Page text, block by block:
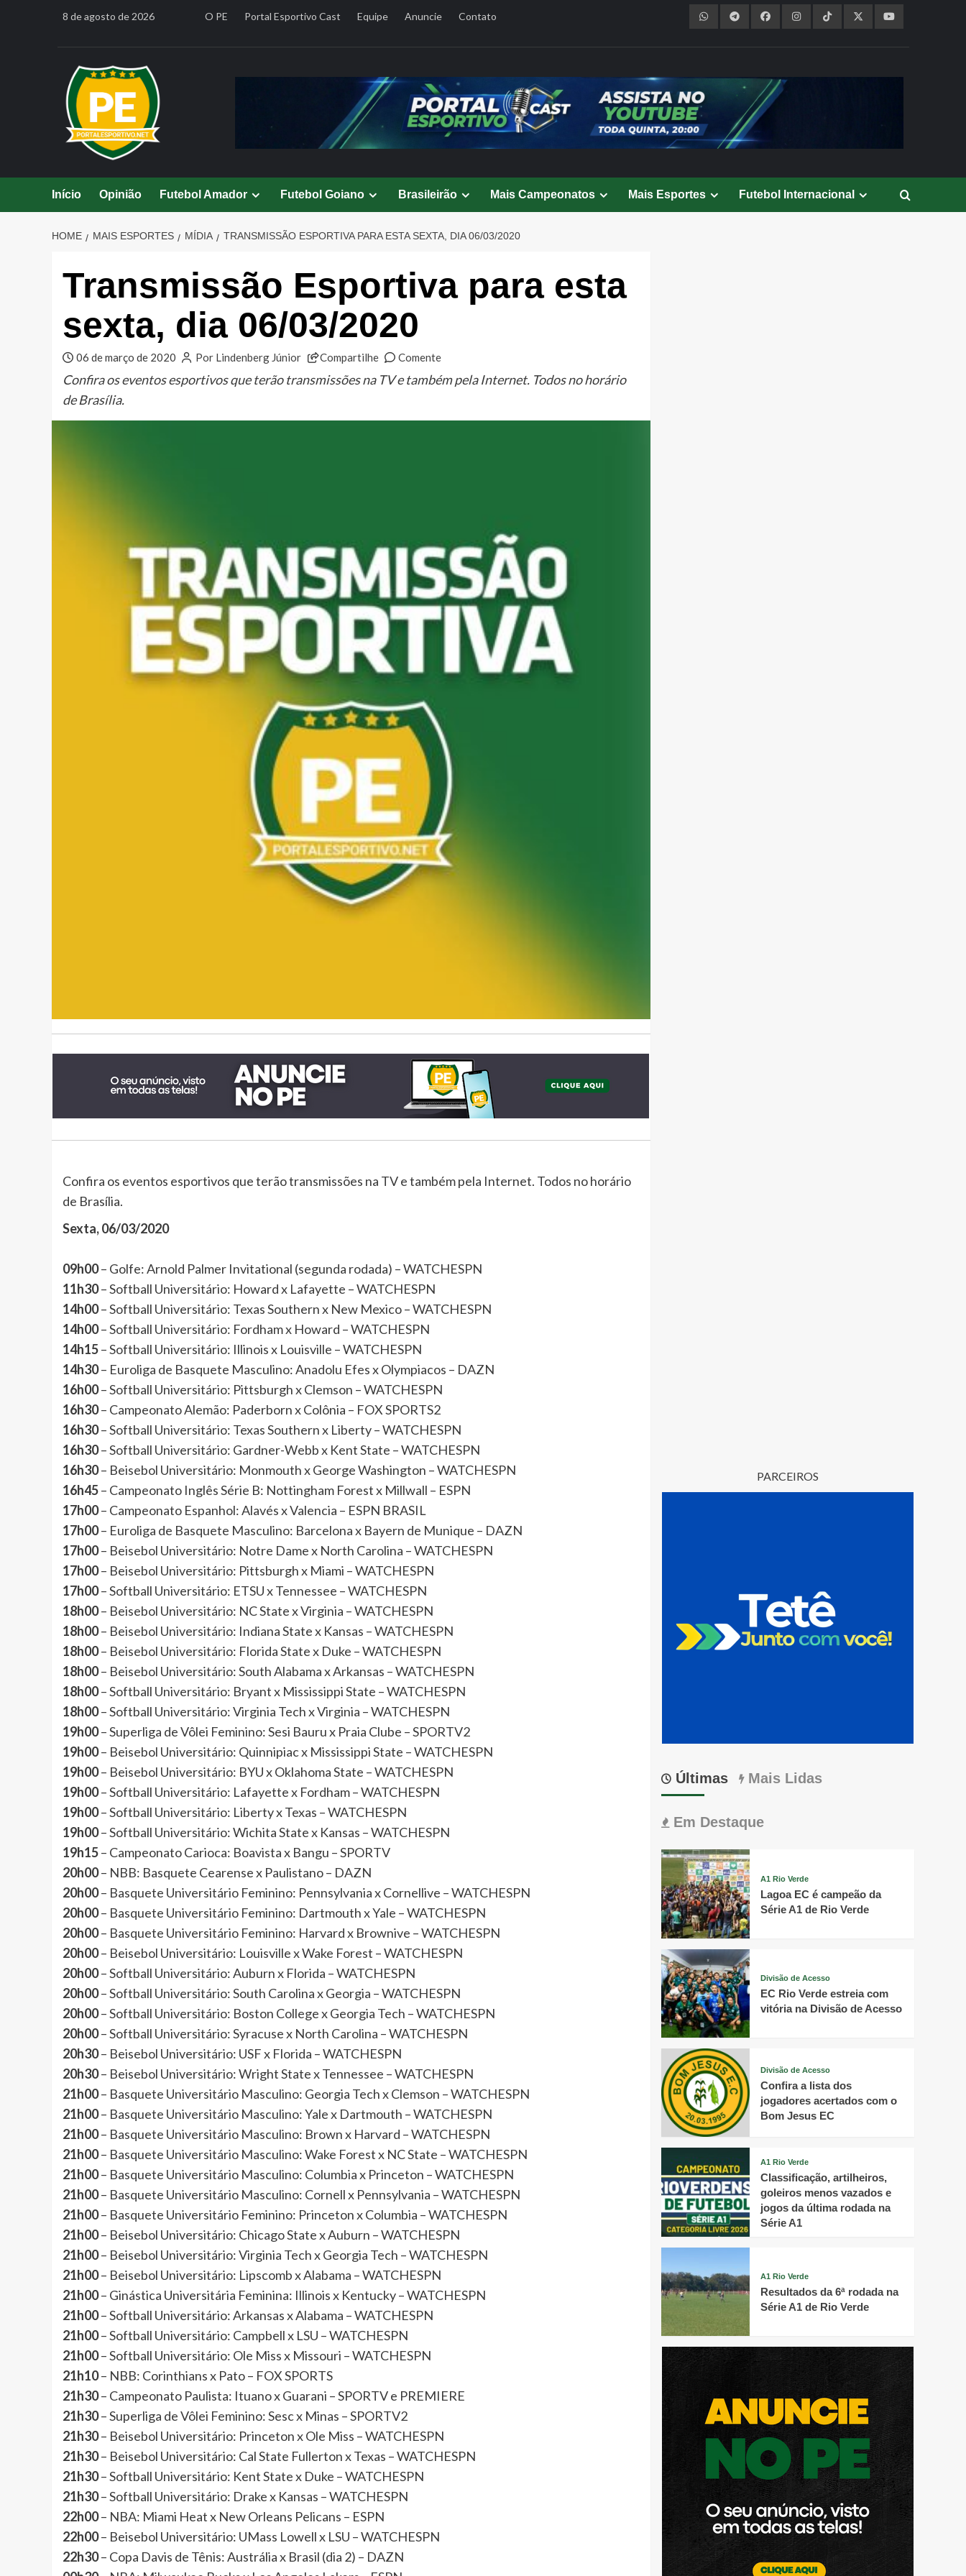
8 de agosto de 2026 O PE Portal Esportivo Cast Equipe Anuncie Contato
Início Opinião Futebol Amador Futebol Goiano Brasileirão Mais Campeonatos Mais Esportes Futebol Internacional
HOME MAIS ESPORTES MÍDIA TRANSMISSÃO ESPORTIVA PARA ESTA SEXTA, DIA 06/03/2020
Transmissão Esportiva para esta
sexta, dia 06/03/2020
06 de março de 2020 Por Lindenberg Júnior Compartilhe Comente
Confira os eventos esportivos que terão transmissões na TV e também pela Internet. Todos no horário
de Brasília.
Confira os eventos esportivos que terão transmissões na TV e também pela Internet. Todos no horário
de Brasília.
Sexta, 06/03/2020
09h00– Golfe: Arnold Palmer Invitational (segunda rodada) – WATCHESPN
11h30– Softball Universitário: Howard x Lafayette – WATCHESPN
14h00– Softball Universitário: Texas Southern x New Mexico – WATCHESPN
14h00– Softball Universitário: Fordham x Howard – WATCHESPN
14h15– Softball Universitário: Illinois x Louisville – WATCHESPN
14h30– Euroliga de Basquete Masculino: Anadolu Efes x Olympiacos – DAZN
16h00– Softball Universitário: Pittsburgh x Clemson – WATCHESPN
16h30– Campeonato Alemão: Paderborn x Colônia – FOX SPORTS2
16h30– Softball Universitário: Texas Southern x Liberty – WATCHESPN
16h30– Softball Universitário: Gardner-Webb x Kent State – WATCHESPN
16h30– Beisebol Universitário: Monmouth x George Washington – WATCHESPN
16h45– Campeonato Inglês Série B: Nottingham Forest x Millwall – ESPN
17h00– Campeonato Espanhol: Alavés x Valencia – ESPN BRASIL
17h00– Euroliga de Basquete Masculino: Barcelona x Bayern de Munique – DAZN
17h00– Beisebol Universitário: Notre Dame x North Carolina – WATCHESPN
17h00– Beisebol Universitário: Pittsburgh x Miami – WATCHESPN
17h00– Softball Universitário: ETSU x Tennessee – WATCHESPN
18h00– Beisebol Universitário: NC State x Virginia – WATCHESPN
18h00– Beisebol Universitário: Indiana State x Kansas – WATCHESPN
18h00– Beisebol Universitário: Florida State x Duke – WATCHESPN
18h00– Beisebol Universitário: South Alabama x Arkansas – WATCHESPN
18h00– Softball Universitário: Bryant x Mississippi State – WATCHESPN
18h00– Softball Universitário: Virginia Tech x Virginia – WATCHESPN
19h00– Superliga de Vôlei Feminino: Sesi Bauru x Praia Clube – SPORTV2
19h00– Beisebol Universitário: Quinnipiac x Mississippi State – WATCHESPN
19h00– Beisebol Universitário: BYU x Oklahoma State – WATCHESPN
19h00– Softball Universitário: Lafayette x Fordham – WATCHESPN
19h00– Softball Universitário: Liberty x Texas – WATCHESPN
19h00– Softball Universitário: Wichita State x Kansas – WATCHESPN
19h15– Campeonato Carioca: Boavista x Bangu – SPORTV
20h00– NBB: Basquete Cearense x Paulistano – DAZN
20h00– Basquete Universitário Feminino: Pennsylvania x Cornellive – WATCHESPN
20h00– Basquete Universitário Feminino: Dartmouth x Yale – WATCHESPN
20h00– Basquete Universitário Feminino: Harvard x Brownive – WATCHESPN
20h00– Beisebol Universitário: Louisville x Wake Forest – WATCHESPN
20h00– Softball Universitário: Auburn x Florida – WATCHESPN
20h00– Softball Universitário: South Carolina x Georgia – WATCHESPN
20h00– Softball Universitário: Boston College x Georgia Tech – WATCHESPN
20h00– Softball Universitário: Syracuse x North Carolina – WATCHESPN
20h30– Beisebol Universitário: USF x Florida – WATCHESPN
20h30– Beisebol Universitário: Wright State x Tennessee – WATCHESPN
21h00– Basquete Universitário Masculino: Georgia Tech x Clemson – WATCHESPN
21h00– Basquete Universitário Masculino: Yale x Dartmouth – WATCHESPN
21h00– Basquete Universitário Masculino: Brown x Harvard – WATCHESPN
21h00– Basquete Universitário Masculino: Wake Forest x NC State – WATCHESPN
21h00– Basquete Universitário Masculino: Columbia x Princeton – WATCHESPN
21h00– Basquete Universitário Masculino: Cornell x Pennsylvania – WATCHESPN
21h00– Basquete Universitário Feminino: Princeton x Columbia – WATCHESPN
21h00– Beisebol Universitário: Chicago State x Auburn – WATCHESPN
21h00– Beisebol Universitário: Virginia Tech x Georgia Tech – WATCHESPN
21h00– Beisebol Universitário: Lipscomb x Alabama – WATCHESPN
21h00– Ginástica Universitária Feminina: Illinois x Kentucky – WATCHESPN
21h00– Softball Universitário: Arkansas x Alabama – WATCHESPN
21h00– Softball Universitário: Campbell x LSU – WATCHESPN
21h00– Softball Universitário: Ole Miss x Missouri – WATCHESPN
21h10– NBB: Corinthians x Pato – FOX SPORTS
21h30– Campeonato Paulista: Ituano x Guarani – SPORTV e PREMIERE
21h30– Superliga de Vôlei Feminino: Sesc x Minas – SPORTV2
21h30– Beisebol Universitário: Princeton x Ole Miss – WATCHESPN
21h30– Beisebol Universitário: Cal State Fullerton x Texas – WATCHESPN
21h30– Softball Universitário: Kent State x Duke – WATCHESPN
21h30– Softball Universitário: Drake x Kansas – WATCHESPN
22h00– NBA: Miami Heat x New Orleans Pelicans – ESPN
22h00– Beisebol Universitário: UMass Lowell x LSU – WATCHESPN
22h30– Copa Davis de Tênis: Austrália x Brasil (dia 2) – DAZN
PARCEIROS
Últimas Mais Lidas
Em Destaque
A1 Rio Verde
Lagoa EC é campeão da
Série A1 de Rio Verde
Divisão de Acesso
EC Rio Verde estreia com
vitória na Divisão de Acesso
Divisão de Acesso
Confira a lista dos
jogadores acertados com o
Bom Jesus EC
A1 Rio Verde
Classificação, artilheiros,
goleiros menos vazados e
jogos da última rodada na
Série A1
A1 Rio Verde
Resultados da 6ª rodada na
Série A1 de Rio Verde